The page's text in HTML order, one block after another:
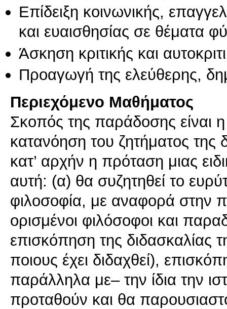
Επίδειξη κοινωνικής,
και ευαισθησίας σε θέματα
Άσκηση κριτικής και
Προαγωγή της ελεύθερης,
Περιεχόμενο Μαθήματος
Σκοπός της παράδοσης είναι η
κατανόηση του ζητήματος της
κατ’ αρχήν η πρόταση μιας
αυτή: (α) θα συζητηθεί το
φιλοσοφία, με αναφορά στην
ορισμένοι φιλόσοφοι και
επισκόπηση της διδασκαλίας
ποιους έχει διδαχθεί),
παράλληλα με– την ίδια την
προταθούν και θα